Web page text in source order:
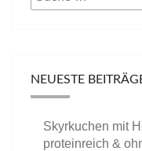
nach:
NEUESTE
Skyrkuchen mit
proteinreich &